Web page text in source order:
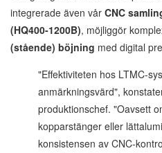
integrerade även vår CNC
(HQ400-1200B), möjliggör
(stående) böjning med digital
"Effektiviteten hos LTMC-
anmärkningsvärd",
produktionschef. "Oavsett
kopparstänger eller
konsistensen av CNC-